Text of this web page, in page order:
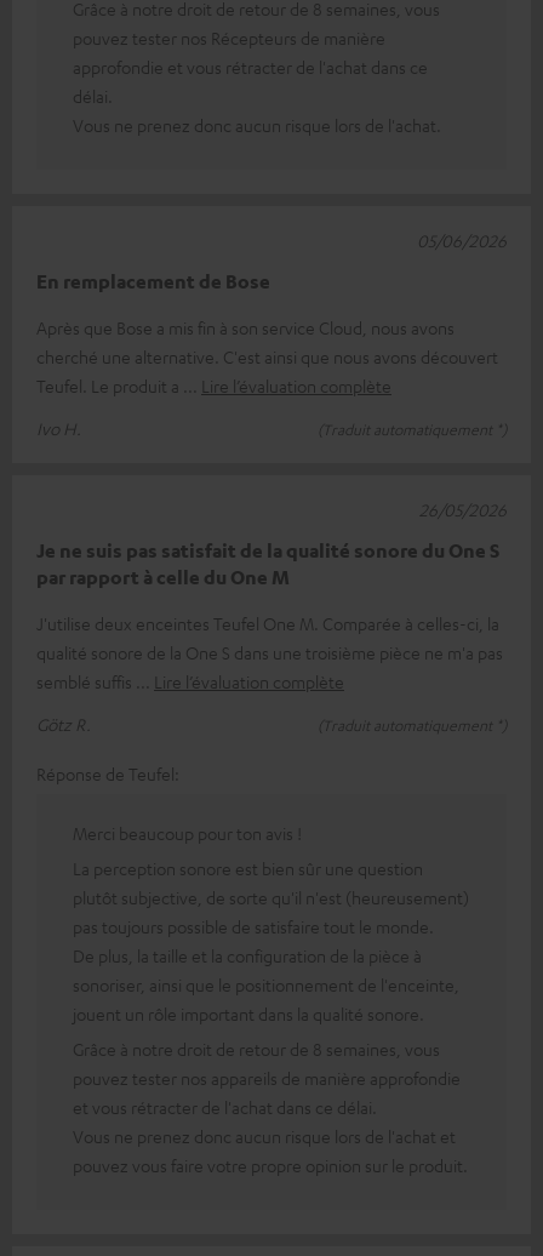
Grâce à notre droit de retour de 8 semaines, vous
pouvez tester nos Récepteurs de manière
approfondie et vous rétracter de l'achat dans ce
délai.
Vous ne prenez donc aucun risque lors de l'achat.
En remplacement de Bose
Après que Bose a mis fin à son service Cloud, nous avons
cherché une alternative. C'est ainsi que nous avons découvert
Teufel. Le produit a
Lire l’évaluation complète
Ivo H.
(Traduit automatiquement *)
05/06/2026
Je ne suis pas satisfait de la qualité sonore du One S
par rapport à celle du One M
J'utilise deux enceintes Teufel One M. Comparée à celles-ci, la
qualité sonore de la One S dans une troisième pièce ne m'a pas
semblé suffis
Lire l’évaluation complète
Götz R.
(Traduit automatiquement *)
26/05/2026
Réponse de Teufel:
Merci beaucoup pour ton avis !
La perception sonore est bien sûr une question
plutôt subjective, de sorte qu'il n'est (heureusement)
pas toujours possible de satisfaire tout le monde.
De plus, la taille et la configuration de la pièce à
sonoriser, ainsi que le positionnement de l'enceinte,
jouent un rôle important dans la qualité sonore.
Grâce à notre droit de retour de 8 semaines, vous
pouvez tester nos appareils de manière approfondie
et vous rétracter de l'achat dans ce délai.
Vous ne prenez donc aucun risque lors de l'achat et
pouvez vous faire votre propre opinion sur le produit.